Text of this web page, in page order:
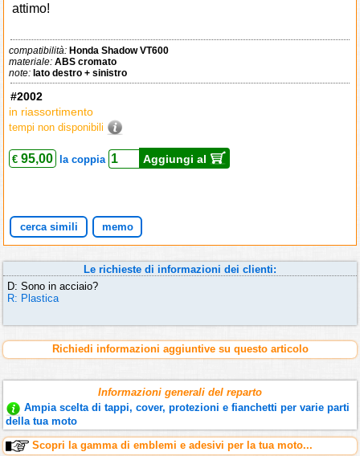
attimo!
compatibilità:Honda Shadow VT600
materiale:ABS cromato
note:lato destro + sinistro
#2002
in riassortimento
tempi non disponibili
€ 95,00 la coppia Aggiungi al
cerca simili memo
Le richieste di informazioni dei clienti:
D: Sono in acciaio?
R: Plastica
Richiedi informazioni aggiuntive su questo articolo
Informazioni generali del reparto
Ampia scelta di tappi, cover, protezioni e fianchetti per varie parti
della tua moto
Scopri la gamma di emblemi e adesivi per la tua moto...